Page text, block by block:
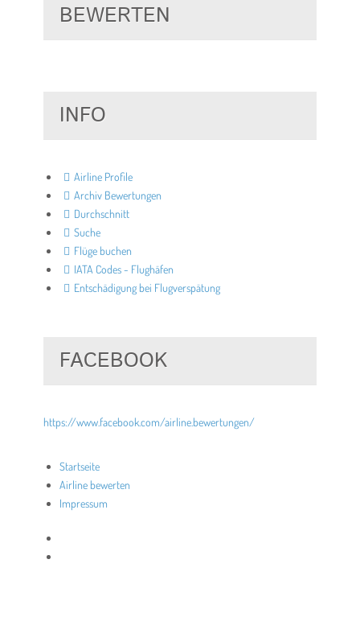
BEWERTEN
INFO
Airline Profile
Archiv Bewertungen
Durchschnitt
Suche
Flüge buchen
IATA Codes - Flughäfen
Entschädigung bei Flugverspätung
FACEBOOK
https://www.facebook.com/airline.bewertungen/
Startseite
Airline bewerten
Impressum